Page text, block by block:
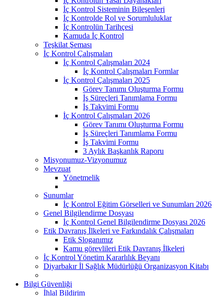
İç Kontrol Sisteminin Bileşenleri
İç Kontrolde Rol ve Sorumluluklar
İç Kontrolün Tarihçesi
Kamuda İç Kontrol
Teşkilat Şeması
İç Kontrol Çalışmaları
İç Kontrol Çalışmaları 2024
İç Kontrol Çalışmaları Formlar
İç Kontrol Çalışmaları 2025
Görev Tanımı Oluşturma Formu
İş Süreçleri Tanımlama Formu
İş Takvimi Formu
İç Kontrol Çalışmaları 2026
Görev Tanımı Oluşturma Formu
İş Süreçleri Tanımlama Formu
İş Takvimi Formu
3 Aylık Başkanlık Raporu
Misyonumuz-Vizyonumuz
Mevzuat
Yönetmelik
Sunumlar
İç Kontrol Eğitim Görselleri ve Sunumları 2026
Genel Bilgilendirme Dosyası
İç Kontrol Genel Bilgilendirme Dosyası 2026
Etik Davranış İlkeleri ve Farkındalık Çalışmaları
Etik Sloganımız
Kamu görevlileri Etik Davranış İlkeleri
İç Kontrol Yönetim Kararlılık Beyanı
Diyarbakır İl Sağlık Müdürlüğü Organizasyon Kitabı
Bilgi Güvenliği
İhlal Bildirim